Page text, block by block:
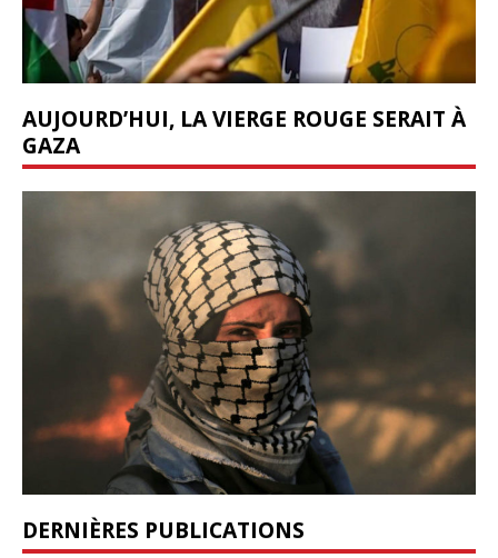
AUJOURD’HUI, LA VIERGE ROUGE SERAIT À
GAZA
DERNIÈRES PUBLICATIONS